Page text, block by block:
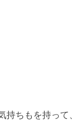
持ちもを持って